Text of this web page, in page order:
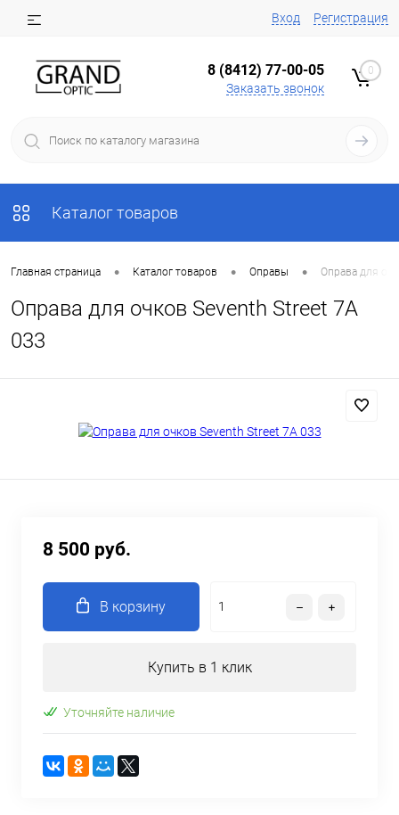
Вход Регистрация
8 (8412) 77-00-05
Заказать звонок
0
Каталог товаров
Главная страница • Каталог товаров • Оправы • Оправа для
Оправа для очков Seventh Street 7A
033
8 500 руб.
В корзину
Купить в 1 клик
Уточняйте наличие